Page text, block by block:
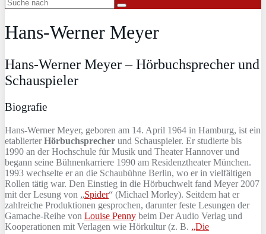
Hans-Werner Meyer
Hans-Werner Meyer – Hörbuchsprecher und
Schauspieler
Biografie
Hans-Werner Meyer, geboren am 14. April 1964 in Hamburg, ist ein
etablierterHörbuchsprecher und Schauspieler. Er studierte bis
1990 an der Hochschule für Musik und Theater Hannover und
begann seine Bühnenkarriere 1990 am Residenztheater München.
1993 wechselte er an die Schaubühne Berlin, wo er in vielfältigen
Rollen tätig war. Den Einstieg in die Hörbuchwelt fand Meyer 2007
mit der Lesung von „Spider“ (Michael Morley). Seitdem hat er
zahlreiche Produktionen gesprochen, darunter feste Lesungen der
Gamache-Reihe von Louise Penny beim Der Audio Verlag und
Kooperationen mit Verlagen wie Hörkultur (z. B. „Die